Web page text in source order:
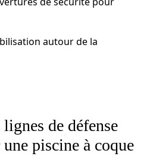
autour de la
de défense
piscine à coque